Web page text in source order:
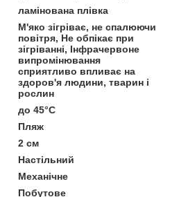
ламінована плівка
М'яко зігріває, не спалюючи
повітря, Не обпікає при
зігріванні, Інфрачервоне
випромінювання
сприятливо впливає на
здоров'я людини, тварин і
рослин
до 45°С
Пляж
2 см
Настільний
Механічне
Побутове